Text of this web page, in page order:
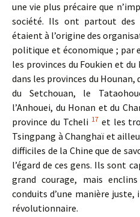
une vie plus précaire que
société. Ils ont partout des
étaient à l’origine des
politique et économique ; par
les provinces du Foukien et
dans les provinces du
du Setchouan, le
l’Anhouei, du Honan et du
province du Tcheli 17 et les
Tsingpang à Changhaï et
difficiles de la Chine que de
l’égard de ces gens. Ils sont
grand courage, mais
conduits d’une manière
révolutionnaire.